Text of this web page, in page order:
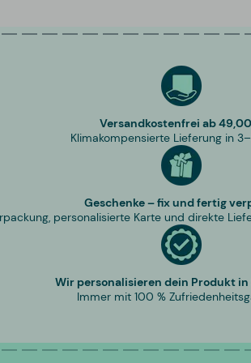
Versandkostenfrei ab
Klimakompensierte Lieferung in
Geschenke – fix und fertig
personalisierte Karte und direkte
Wir personalisieren dein Produkt in
Immer mit 100 %